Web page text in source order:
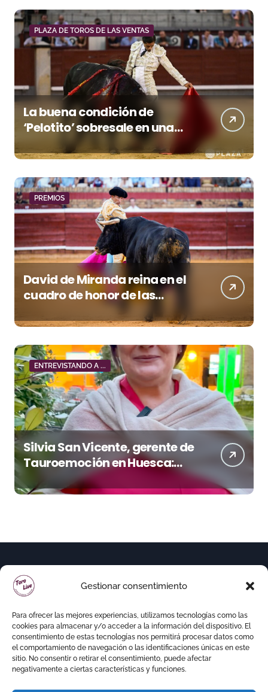
Gestionar consentimiento
Para ofrecer las mejores experiencias, utilizamos tecnologías como las
cookies para almacenar y/o acceder a la información del dispositivo. El
consentimiento de estas tecnologías nos permitirá procesar datos como
el comportamiento de navegación o las identificaciones únicas en este
sitio. No consentir o retirar el consentimiento, puede afectar
negativamente a ciertas características y funciones.
PLAZA DE TOROS DE LAS VENTAS
La buena condición de
‘Pelotito’ sobresale en una
noche gris en Las Ventas
PREMIOS
David de Miranda reina en el
cuadro de honor de las
Colombinas 2026
ENTREVISTANDO A ...
Silvia San Vicente, gerente de
Tauroemoción en Huesca:
«Todas las figuras del toreo
quieren venir a esta feria»